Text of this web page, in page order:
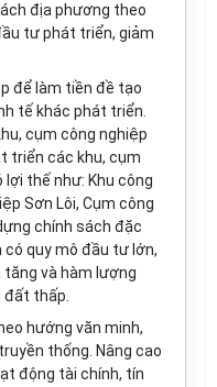
địa phương theo
tư phát triển, giảm
để làm tiền đề tạo
tế khác phát triển.
cụm công nghiệp
triển các khu, cụm
thế như: Khu công
Sơn Lôi, Cụm công
chính sách đặc
quy mô đầu tư lớn,
và hàm lượng
đất thấp.
hướng văn minh,
thống. Nâng cao
động tài chính, tín